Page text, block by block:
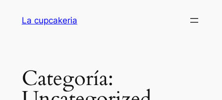
La cupcakeria
Categoría: